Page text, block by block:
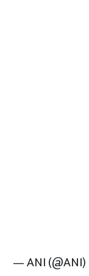
— ANI (@ANI)